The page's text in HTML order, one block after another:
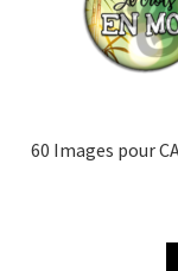
60 Images pour